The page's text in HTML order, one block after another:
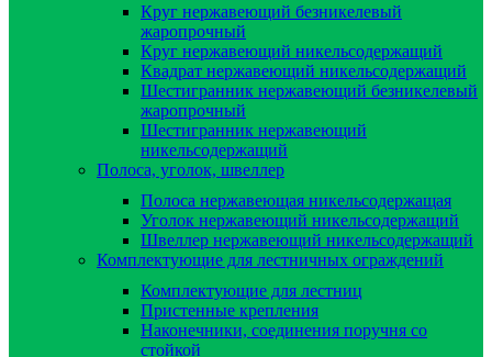
Круг нержавеющий безникелевый
жаропрочный
Круг нержавеющий никельсодержащий
Квадрат нержавеющий никельсодержащий
Шестигранник нержавеющий безникелевый
жаропрочный
Шестигранник нержавеющий
никельсодержащий
Полоса, уголок, швеллер
Полоса нержавеющая никельсодержащая
Уголок нержавеющий никельсодержащий
Швеллер нержавеющий никельсодержащий
Комплектующие для лестничных ограждений
Комплектующие для лестниц
Пристенные крепления
Наконечники, соединения поручня со
стойкой